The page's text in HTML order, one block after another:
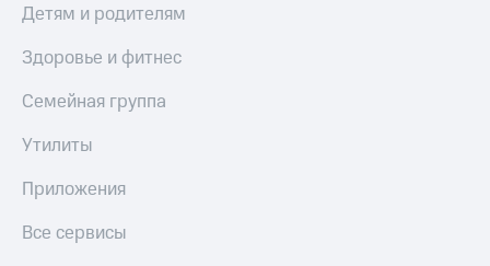
Детям и родителям
Здоровье и фитнес
Семейная группа
Утилиты
Приложения
Все сервисы